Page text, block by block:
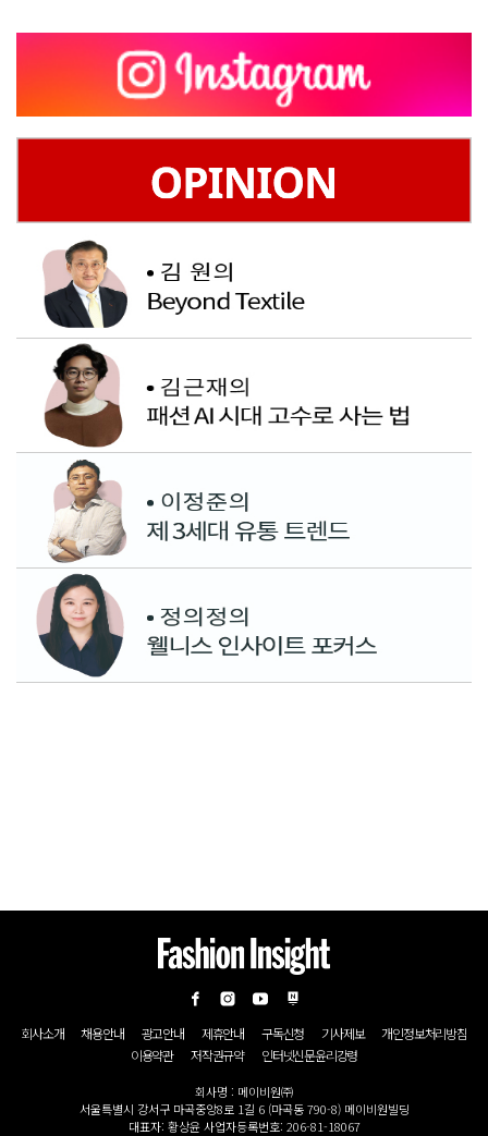
회사소개 채용안내 광고안내 제휴안내 구독신청 기사제보
개인정보처리방침
이용약관
저작권규약 인터넷신문윤리강령
회사명 : 메이비원㈜
서울특별시 강서구 마곡중앙8로 1길 6 (마곡동 790-8) 메이비원빌딩
대표자: 황상윤 사업자등록번호: 206-81-18067